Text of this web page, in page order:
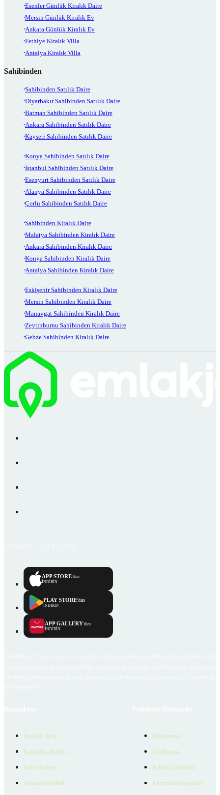
Esenler Günlük Kiralık Daire
Mersin Günlük Kiralık Ev
Ankara Günlük Kiralık Ev
Fethiye Kiralık Villa
Antalya Kiralık Villa
Sahibinden
Sahibinden Satılık Daire
Diyarbakır Sahibinden Satılık Daire
Batman Sahibinden Satılık Daire
Ankara Sahibinden Satılık Daire
Kayseri Sahibinden Satılık Daire
Konya Sahibinden Satılık Daire
İstanbul Sahibinden Satılık Daire
Esenyurt Sahibinden Satılık Daire
Alanya Sahibinden Satılık Daire
Çorlu Sahibinden Satılık Daire
Sahibinden Kiralık Daire
Malatya Sahibinden Kiralık Daire
Ankara Sahibinden Kiralık Daire
Konya Sahibinden Kiralık Daire
Antalya Sahibinden Kiralık Daire
Eskişehir Sahibinden Kiralık Daire
Mersin Sahibinden Kiralık Daire
Manavgat Sahibinden Kiralık Daire
Zeytinburnu Sahibinden Kiralık Daire
Gebze Sahibinden Kiralık Daire
APP STORE'dan
İNDİRİN
PLAY STORE'dan
İNDİRİN
APP GALLERY'den
İNDİRİN
Emlakjet Blog
Satın Alma Rehberi
Satıcı Rehberi
Kiralama Rehberi
Hakkımızda
Ödüllerimiz
Reklam Çözümleri
Kurumsal Materyaller